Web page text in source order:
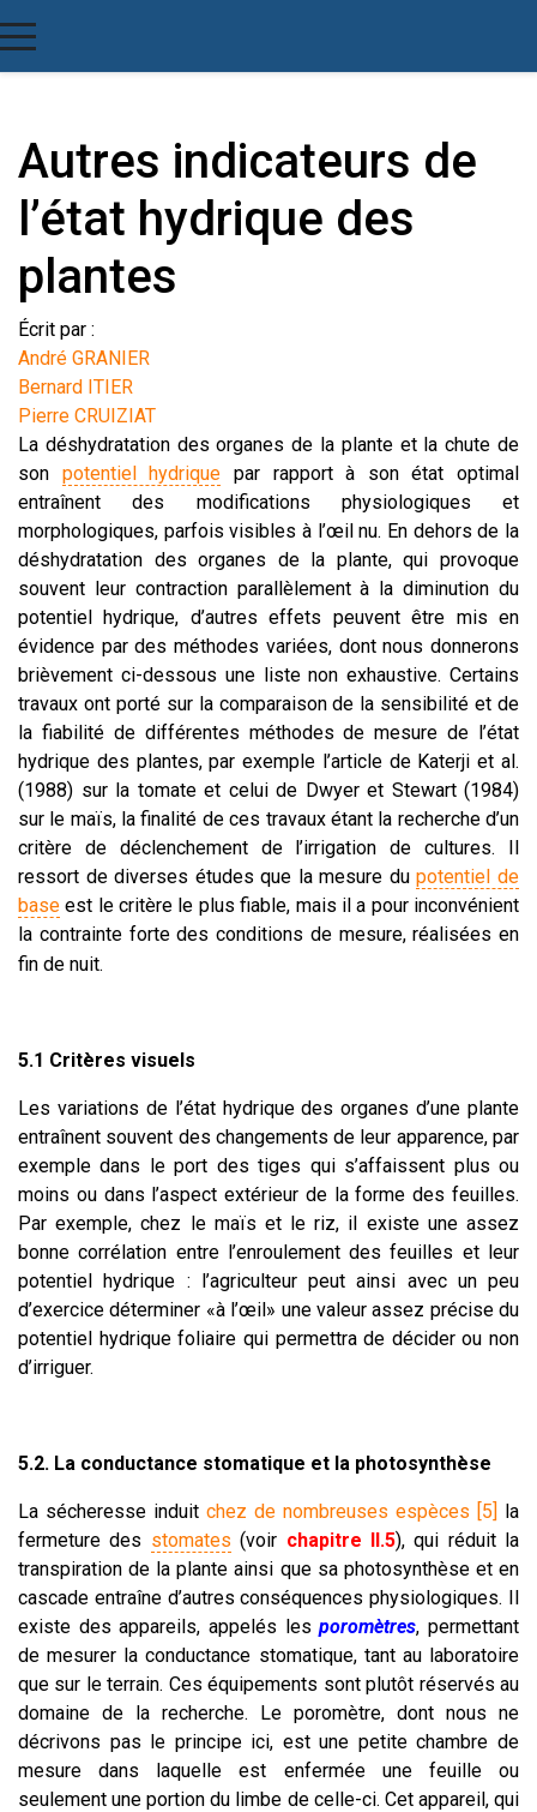
Autres indicateurs de
l’état hydrique des
plantes
Écrit par :
André GRANIER
Bernard ITIER
Pierre CRUIZIAT
La déshydratation des organes de la plante et la chute de
son potentiel hydrique par rapport à son état optimal
entraînent des modifications physiologiques et
morphologiques, parfois visibles à l’œil nu. En dehors de la
déshydratation des organes de la plante, qui provoque
souvent leur contraction parallèlement à la diminution du
potentiel hydrique, d’autres effets peuvent être mis en
évidence par des méthodes variées, dont nous donnerons
brièvement ci-dessous une liste non exhaustive. Certains
travaux ont porté sur la comparaison de la sensibilité et de
la fiabilité de différentes méthodes de mesure de l’état
hydrique des plantes, par exemple l’article de Katerji et al.
(1988) sur la tomate et celui de Dwyer et Stewart (1984)
sur le maïs, la finalité de ces travaux étant la recherche d’un
critère de déclenchement de l’irrigation de cultures. Il
ressort de diverses études que la mesure dupotentiel de
base est le critère le plus fiable, mais il a pour inconvénient
la contrainte forte des conditions de mesure, réalisées en
fin de nuit.
5.1 Critères visuels
Les variations de l’état hydrique des organes d’une plante
entraînent souvent des changements de leur apparence, par
exemple dans le port des tiges qui s’affaissent plus ou
moins ou dans l’aspect extérieur de la forme des feuilles.
Par exemple, chez le maïs et le riz, il existe une assez
bonne corrélation entre l’enroulement des feuilles et leur
potentiel hydrique : l’agriculteur peut ainsi avec un peu
d’exercice déterminer «à l’œil» une valeur assez précise du
potentiel hydrique foliaire qui permettra de décider ou non
d’irriguer.
5.2. La conductance stomatique et la photosynthèse
La sécheresse induit chez de nombreuses espèces [5] la
fermeture des stomates (voir chapitre II.5), qui réduit la
transpiration de la plante ainsi que sa photosynthèse et en
cascade entraîne d’autres conséquences physiologiques. Il
existe des appareils, appelés lesporomètres, permettant
de mesurer la conductance stomatique, tant au laboratoire
que sur le terrain. Ces équipements sont plutôt réservés au
domaine de la recherche. Le poromètre, dont nous ne
décrivons pas le principe ici, est une petite chambre de
mesure dans laquelle est enfermée une feuille ou
seulement une portion du limbe de celle-ci. Cet appareil, qui